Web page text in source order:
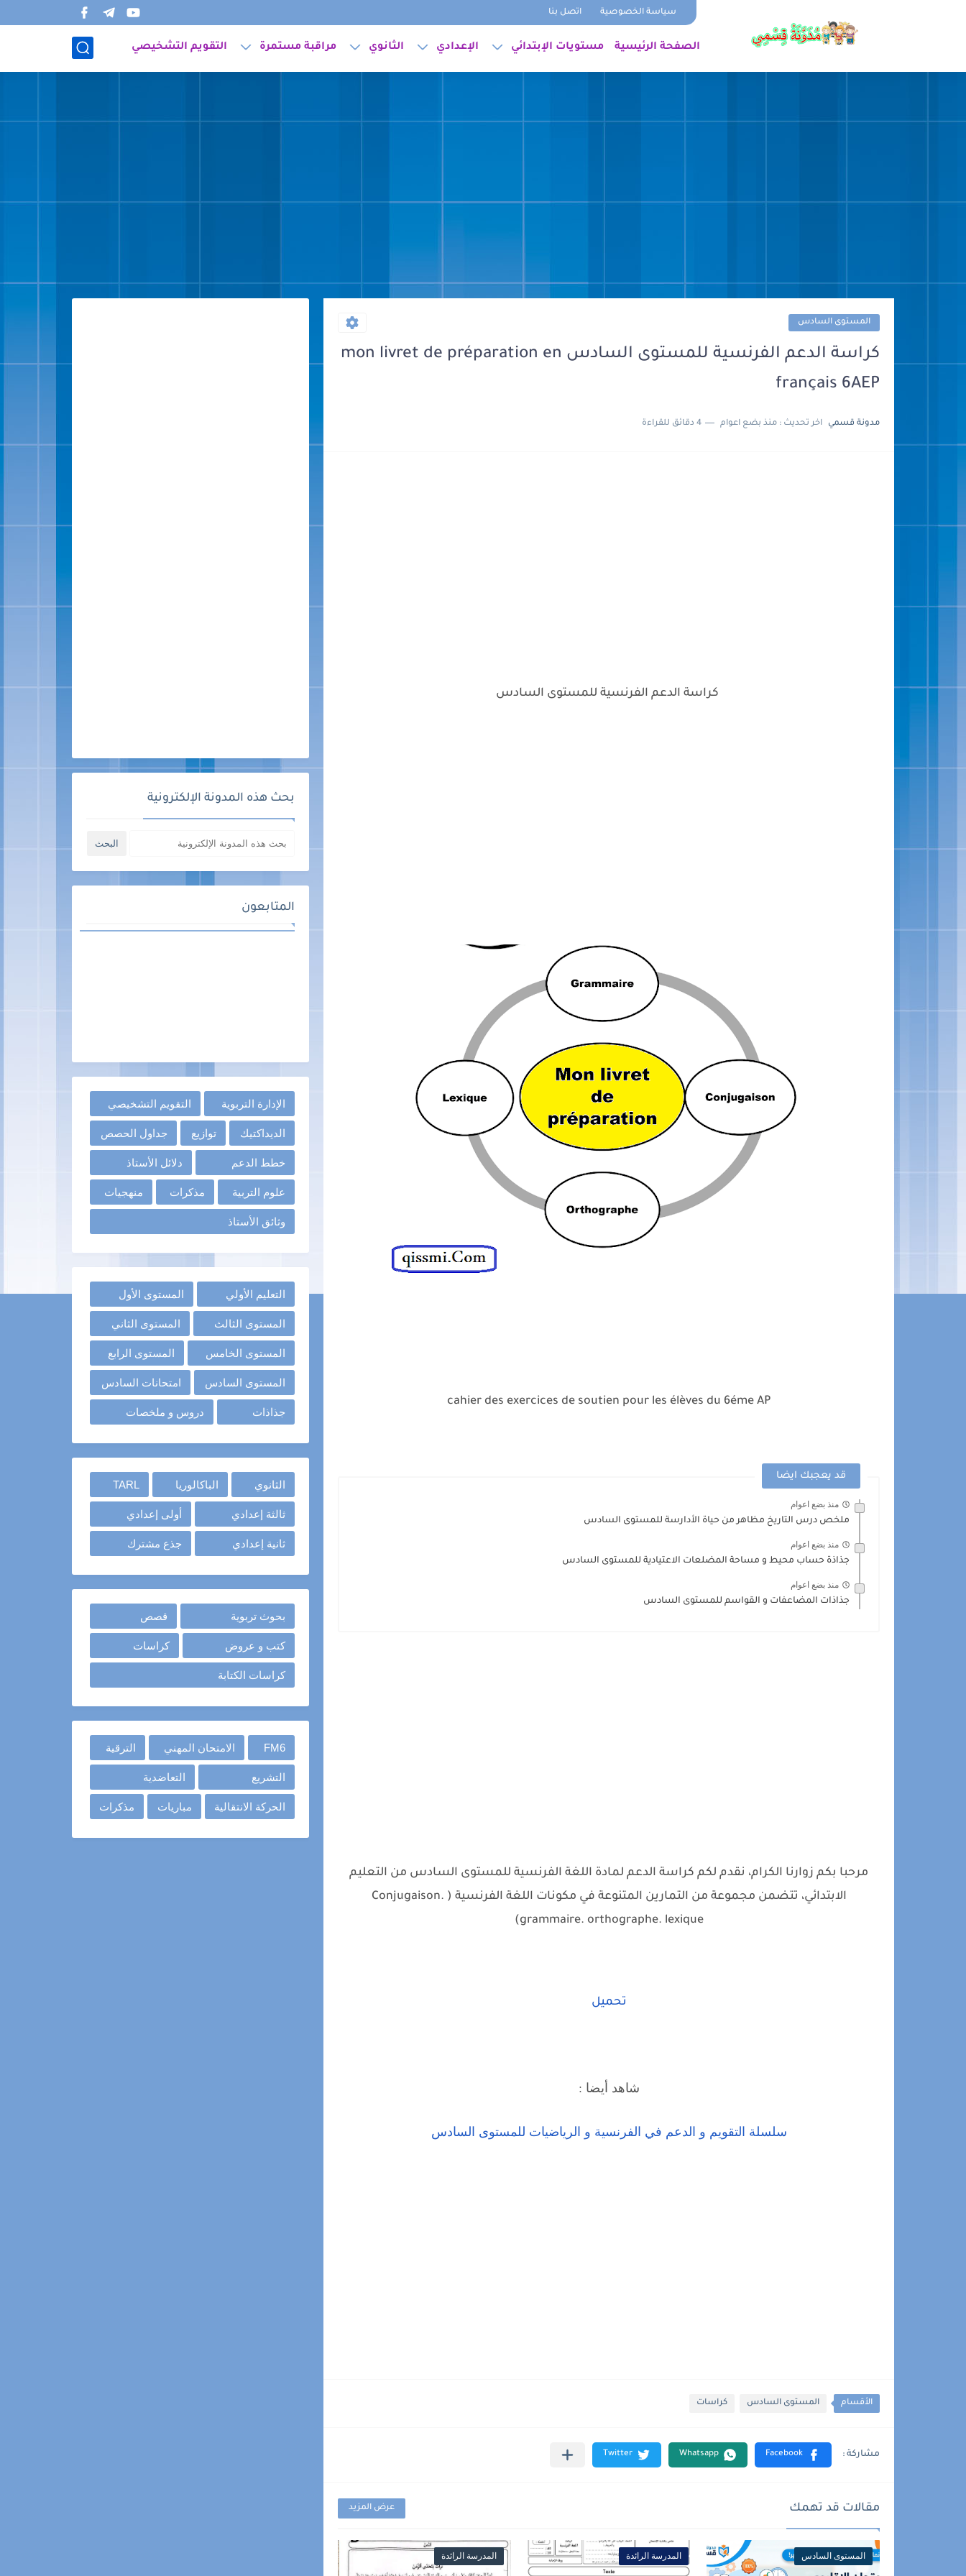
سياسة الخصوصية اتصل بنا
الصفحة الرئيسية مستويات الإبتدائي الإعدادي الثانوي مراقبة مستمرة التقويم التشخيصي
المستوى السادس
كراسة الدعم الفرنسية للمستوى السادس mon livret de préparation en
français 6AEP
مدونة قسمي اخر تحديث : منذ بضع اعوام 4 دقائق للقراءة
كراسة الدعم الفرنسية للمستوى السادس
cahier des exercices de soutien pour les élèves du 6éme AP
قد يعجبك ايضا
منذ بضع اعوام
ملخص درس التاريخ مظاهر من حياة الأدارسة للمستوى السادس
منذ بضع اعوام
جذاذة حساب محيط و مساحة المضلعات الاعتيادية للمستوى السادس
منذ بضع اعوام
جذاذات المضاعفات و القواسم للمستوى السادس
مرحبا بكم زوارنا الكرام، نقدم لكم كراسة الدعم لمادة اللغة الفرنسية للمستوى السادس من التعليم
الابتدائي، تتضمن مجموعة من التمارين المتنوعة في مكونات اللغة الفرنسية ( Conjugaison.
grammaire. orthographe. lexique)
تحميل
شاهد أيضا :
سلسلة التقويم و الدعم في الفرنسية و الرياضيات للمستوى السادس
الأقسام المستوى السادس كراسات
مقالات قد تهمك عرض المزيد
المستوى السادس المدرسة الرائدة المدرسة الرائدة
بحث هذه المدونة الإلكترونية
المتابعون
الإدارة التربوية التقويم التشخيصي
الديداكتيك توازيع جداول الحصص
خطط الدعم دلائل الأستاذ
علوم التربية مذكرات منهجيات
وثائق الأستاذ
التعليم الأولي المستوى الأول
المستوى الثالث المستوى الثاني
المستوى الخامس المستوى الرابع
المستوى السادس امتحانات السادس
جذاذات دروس و ملخصات
الثانوي الباكالوريا TARL
ثالثة إعدادي أولى إعدادي
ثانية إعدادي جذع مشترك
بحوث تربوية قصص
كتب و عروض كراسات
كراسات الكتابة
FM6 الامتحان المهني الترقية
التشريع التعاضدية
الحركة الانتقالية مباريات مذكرات